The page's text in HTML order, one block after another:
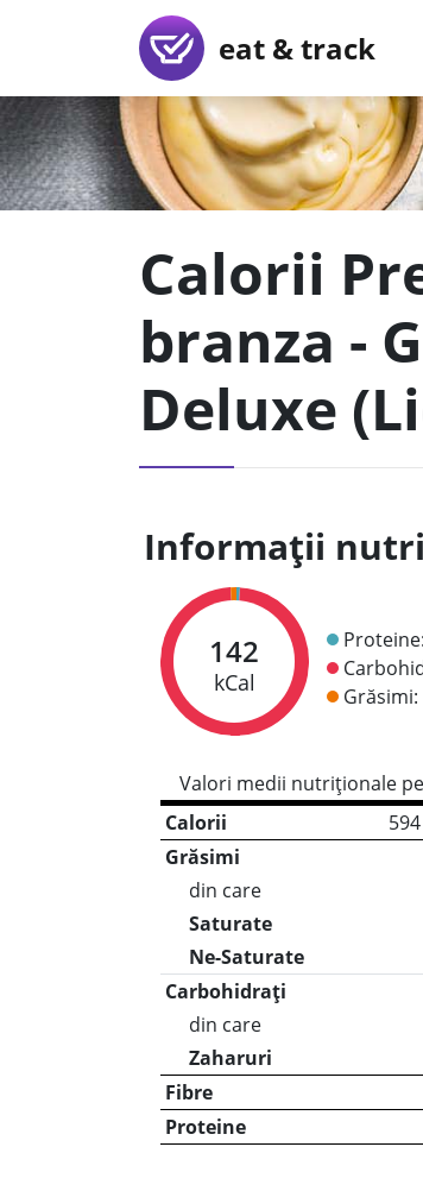
eat & track
Calorii
branza -
Deluxe
Informații
142
kCal
Proteine:
Grăsimi:
Valori medii nutriționale
Calorii
Grăsimi
din care
Saturate
Ne-Saturate
Carbohidrați
din care
Zaharuri
Fibre
Proteine